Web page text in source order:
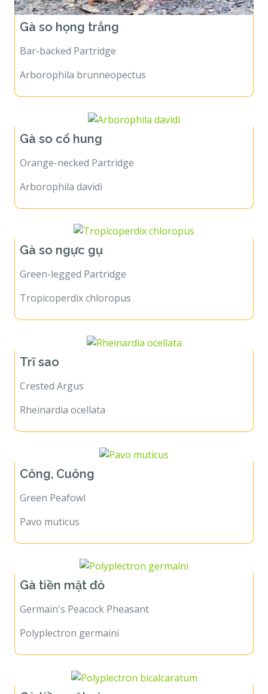
Gà so họng trắng
Bar-backed Partridge
Arborophila brunneopectus
Gà so cổ hung
Orange-necked Partridge
Arborophila davidi
Gà so ngực gụ
Green-legged Partridge
Tropicoperdix chloropus
Trĩ sao
Crested Argus
Công, Cuông
Gà tiền mặt đỏ
Polyplectron germaini